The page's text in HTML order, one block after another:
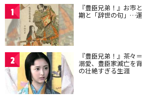
1 『豊臣兄弟！』お市
期と「辞世の句」…
2 『豊臣兄弟！』茶々
溺愛、豊臣家滅亡を
の壮絶すぎる生涯